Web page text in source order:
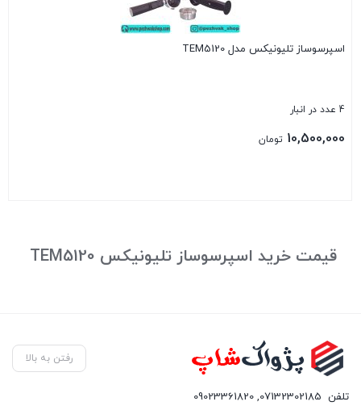
اسپرسوساز تلیونیکس مدل TEM5120
4 عدد در انبار
10,500,000 تومان
قیمت خرید اسپرسوساز تلیونیکس TEM5120
رفتن به بالا
تلفن 07132302185
,
09023361820